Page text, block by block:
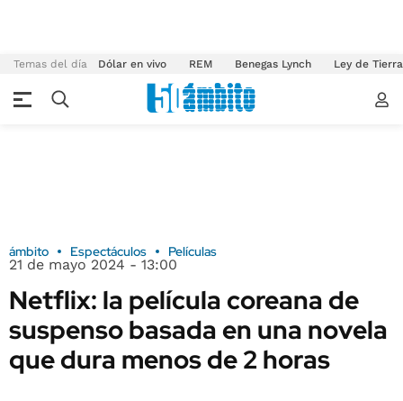
Temas del día Dólar en vivo REM Benegas Lynch Ley de
ámbito Espectáculos Películas
21 de mayo 2024 - 13:00
Netflix: la película coreana de
suspenso basada en una novela
que dura menos de 2 horas